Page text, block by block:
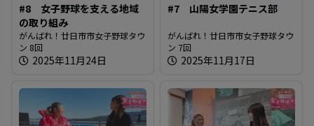
#8 女子野球を支える地域
の取り組み
がんばれ！廿日市市女子野球タウ
ン 8回
2025年11月24日
#7 山陽女学園テニス部
がんばれ！廿日市市女子野球タウ
ン 7回
2025年11月17日